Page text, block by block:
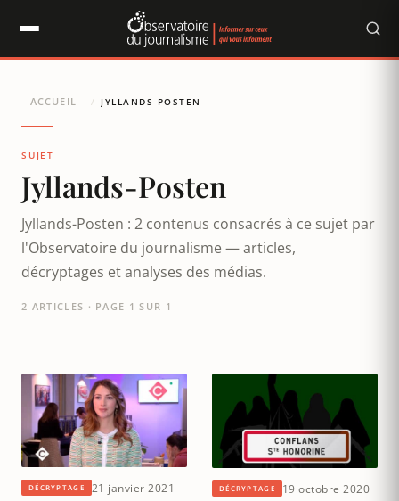
ACCUEIL / JYLLANDS-POSTEN
SUJET
Jyllands-Posten
Jyllands-Posten : 2 contenus consacrés à ce sujet par
l'Observatoire du journalisme — articles,
décryptages et analyses des médias.
2 ARTICLES · PAGE 1 SUR 1
DÉCRYPTAGE 21 janvier 2021 DÉCRYPTAGE 19 octobre 2020
Panneau de gestion des cookies